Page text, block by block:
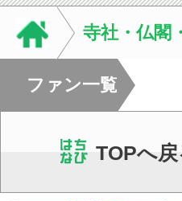
寺社・仏閣
ファン一覧
TOPへ戻